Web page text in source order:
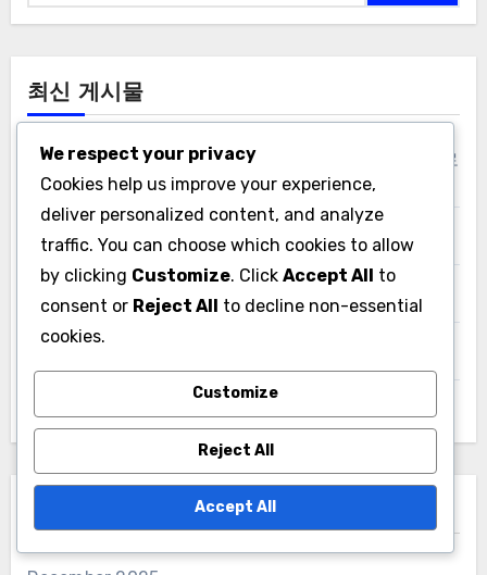
최신 게시물
불가리아를 위한 완벽한 크리켓 평균 체크리스트 다운로
드
러시아를 위한 크리켓 선수 성과 추적기 다운로드
국제 경기에서 인도 크리켓 선수들의 타율
미국 크리켓 선수들을 위한 성과 지표 체크리스트
We respect your privacy
Cookies help us improve your experience,
deliver personalized content, and analyze
traffic. You can choose which cookies to allow
by clicking Customize. Click Accept All to
consent or Reject All to decline non-essential
cookies.
Customize
Reject All
Accept All